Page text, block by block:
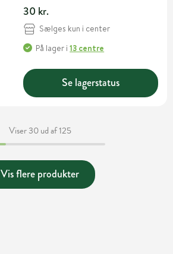
30 kr.
Sælges kun i center
På lager i13 centre
Se lagerstatus
Viser 30 ud af 125
Vis flere produkter